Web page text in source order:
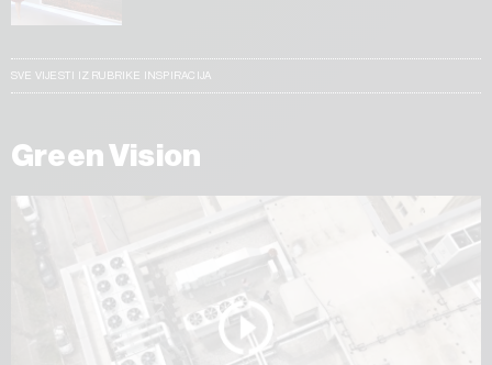
SVE VIJESTI IZ RUBRIKE INSPIRACIJA
Green Vision